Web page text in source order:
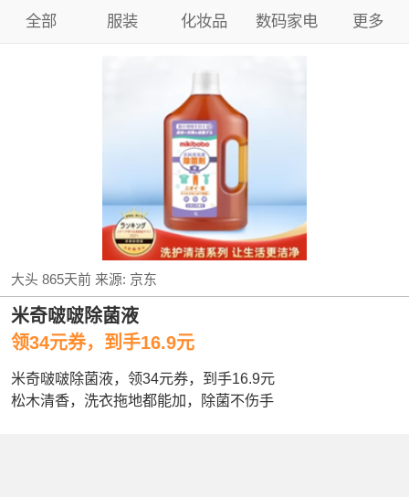
全部 服装 化妆品 数码家电 更多
大头 865天前来源: 京东
米奇啵啵除菌液
领34元券，到手16.9元
米奇啵啵除菌液，领34元券，到手16.9元
松木清香，洗衣拖地都能加，除菌不伤手